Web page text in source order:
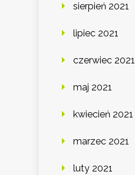
sierpień 2021
lipiec 2021
czerwiec 2021
maj 2021
kwiecień 2021
marzec 2021
luty 2021